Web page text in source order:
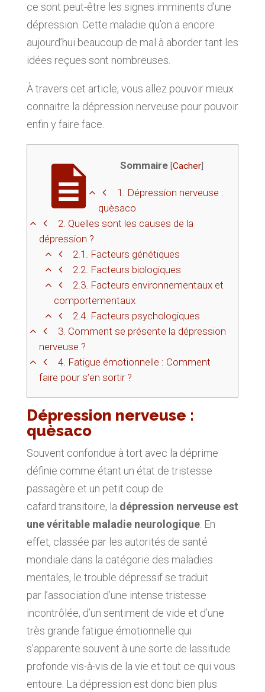
ce sont peut-être les signes imminents d’une
dépression. Cette maladie qu’on a encore
aujourd’hui beaucoup de mal à aborder tant les
idées reçues sont nombreuses.
À travers cet article, vous allez pouvoir mieux
connaitre la dépression nerveuse pour pouvoir
enfin y faire face.
Sommaire [Cacher]
1. Dépression nerveuse :
quèsaco
2. Quelles sont les causes de la
dépression ?
2.1. Facteurs génétiques
2.2. Facteurs biologiques
2.3. Facteurs environnementaux et
comportementaux
2.4. Facteurs psychologiques
3. Comment se présente la dépression
nerveuse ?
4. Fatigue émotionnelle : Comment
faire pour s’en sortir ?
Dépression nerveuse :
quèsaco
Souvent confondue à tort avec la déprime
définie comme étant un état de tristesse
passagère et un petit coup de
cafard transitoire, la dépression nerveuse est
une véritable maladie neurologique. En
effet, classée par les autorités de santé
mondiale dans la catégorie des maladies
mentales, le trouble dépressif se traduit
par l’association d’une intense tristesse
incontrôlée, d’un sentiment de vide et d’une
très grande fatigue émotionnelle qui
s’apparente souvent à une sorte de lassitude
profonde vis-à-vis de la vie et tout ce qui vous
entoure. La dépression est donc bien plus